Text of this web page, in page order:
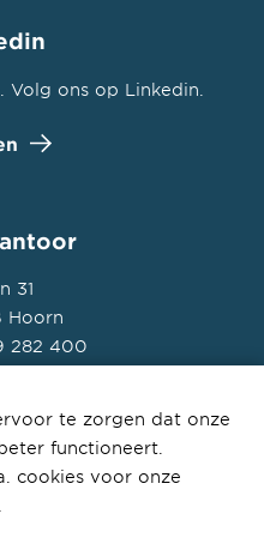
ons op Linkedin.
31
Hoorn
282 400
2026
te zorgen dat onze
functioneert.
cookies voor onze